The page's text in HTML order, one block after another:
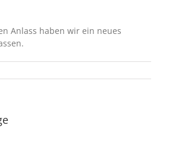
Anlass haben wir ein neues